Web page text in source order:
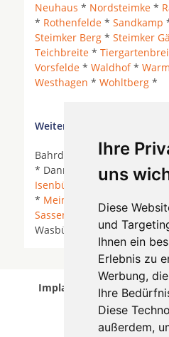
Ihre
uns
Diese
und
Ihnen ein
Erlebnis zu
Werbung,
Ihre
Diese
außerdem,
Neuhaus * Nordsteimke *
* Rothenfelde * Sandkamp
Steimker Berg * Steimker
Teichbreite *
Vorsfelde * Waldhof*
Westhagen * Wohltberg *
Weitere Orte in der Nähe
Bahrdorf * Braunschweig*
* Danndorf *Grasleben*
Isenbüttel
Jembke *
* Meine * Osloß * Rennau *
Sassenburg
* Tappenbeck
Wasbüttel *
Weyhausen*
Implantologen in
2026